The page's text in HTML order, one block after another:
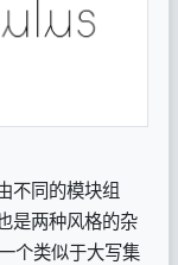
不同的模块组
是两种风格的杂
个类似于大写集